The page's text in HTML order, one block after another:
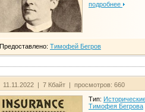
подробнее
Предоставлено: Тимофей Бегров
11.11.2022 | 7 Кбайт | просмотров: 660
Тип:
Тимофея Бегрова